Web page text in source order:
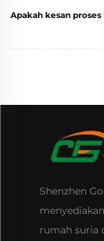
Apakah kesan
Shenzhen
rumah suria